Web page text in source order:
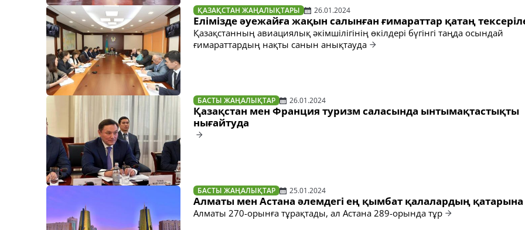
ҚАЗАҚСТАН ЖАҢАЛЫҚТАРЫ 26.01.2024
Елімізде әуежайға жақын салынған ғимараттар қатаң
Қазақстанның авиациялық әкімшілігінің өкілдері бүгінгі таңда осындай
ғимараттардың нақты санын анықтауда
БАСТЫ ЖАҢАЛЫҚТАР 26.01.2024
Қазақстан мен Франция туризм саласында ынтымақтастықты
нығайтуда
БАСТЫ ЖАҢАЛЫҚТАР 25.01.2024
Алматы мен Астана әлемдегі ең қымбат қалалардың қатарына
Алматы 270-орынға тұрақтады, ал Астана 289-орында тұр